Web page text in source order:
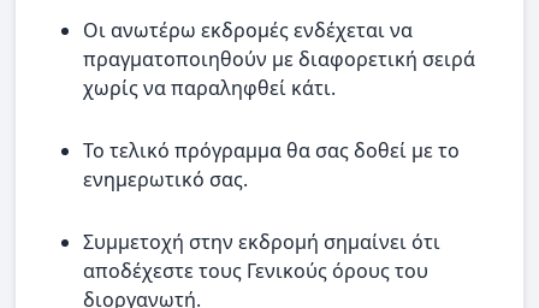
Οι ανωτέρω εκδρομές ενδέχεται να
πραγματοποιηθούν με διαφορετική σειρά
χωρίς να παραληφθεί κάτι.
Το τελικό πρόγραμμα θα σας δοθεί με το
ενημερωτικό σας.
Συμμετοχή στην εκδρομή σημαίνει ότι
αποδέχεστε τους Γενικούς όρους του
διοργανωτή.